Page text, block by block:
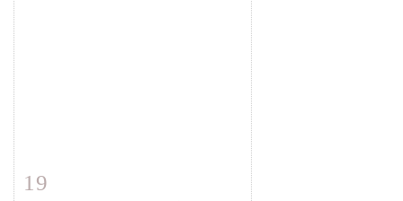
Fiche détaillée
19